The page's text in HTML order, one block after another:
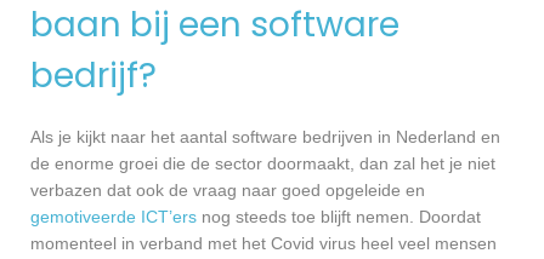
baan bij een software
bedrijf?
Als je kijkt naar het aantal software bedrijven in Nederland en
de enorme groei die de sector doormaakt, dan zal het je niet
verbazen dat ook de vraag naar goed opgeleide en
gemotiveerde ICT’ers nog steeds toe blijft nemen. Doordat
momenteel in verband met het Covid virus heel veel mensen